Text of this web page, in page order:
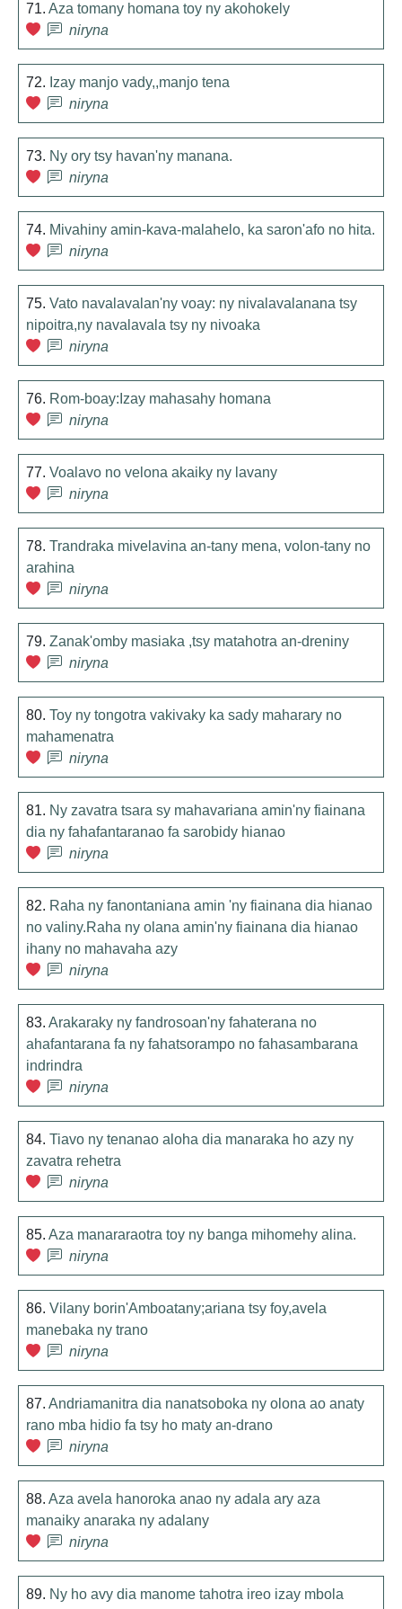
71. Aza tomany homana toy ny akohokely
niryna
72. Izay manjo vady,,manjo tena
niryna
73. Ny ory tsy havan'ny manana.
niryna
74. Mivahiny amin-kava-malahelo, ka saron'afo no hita.
niryna
75. Vato navalavalan'ny voay: ny nivalavalanana tsy
nipoitra,ny navalavala tsy ny nivoaka
niryna
76. Rom-boay:Izay mahasahy homana
niryna
77. Voalavo no velona akaiky ny lavany
niryna
78. Trandraka mivelavina an-tany mena, volon-tany no
arahina
niryna
79. Zanak'omby masiaka ,tsy matahotra an-dreniny
niryna
80. Toy ny tongotra vakivaky ka sady maharary no
mahamenatra
niryna
81. Ny zavatra tsara sy mahavariana amin'ny fiainana
dia ny fahafantaranao fa sarobidy hianao
niryna
82. Raha ny fanontaniana amin 'ny fiainana dia hianao
no valiny.Raha ny olana amin'ny fiainana dia hianao
ihany no mahavaha azy
niryna
83. Arakaraky ny fandrosoan'ny fahaterana no
ahafantarana fa ny fahatsorampo no fahasambarana
indrindra
niryna
84. Tiavo ny tenanao aloha dia manaraka ho azy ny
zavatra rehetra
niryna
85. Aza manararaotra toy ny banga mihomehy alina.
niryna
86. Vilany borin'Amboatany;ariana tsy foy,avela
manebaka ny trano
niryna
87. Andriamanitra dia nanatsoboka ny olona ao anaty
rano mba hidio fa tsy ho maty an-drano
niryna
88. Aza avela hanoroka anao ny adala ary aza
manaiky anaraka ny adalany
niryna
89. Ny ho avy dia manome tahotra ireo izay mbola